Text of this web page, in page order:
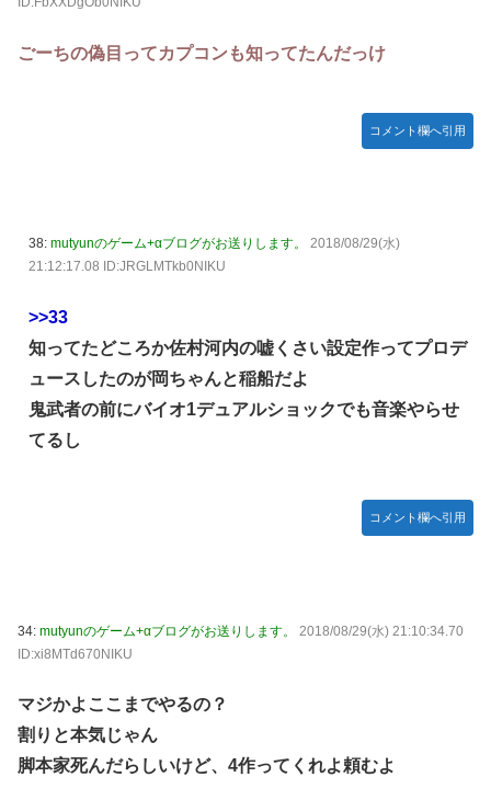
ごーちの偽目ってカプコンも知ってたんだっけ
コメント欄へ引用
38: mutyunのゲーム+αブログがお送りします。
2018/08/29(水)
21:12:17.08 ID:JRGLMTkb0NIKU
>>33
知ってたどころか佐村河内の嘘くさい設定作ってプロデ
ュースしたのが岡ちゃんと稲船だよ
鬼武者の前にバイオ1デュアルショックでも音楽やらせ
てるし
コメント欄へ引用
34: mutyunのゲーム+αブログがお送りします。
2018/08/29(水) 21:10:34.70
ID:xi8MTd670NIKU
マジかよここまでやるの？
割りと本気じゃん
脚本家死んだらしいけど、4作ってくれよ頼むよ